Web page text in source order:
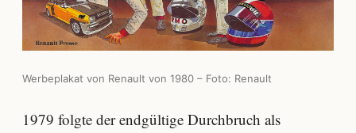
Werbeplakat von Renault von 1980 – Foto: Renault
1979 folgte der endgültige Durchbruch als